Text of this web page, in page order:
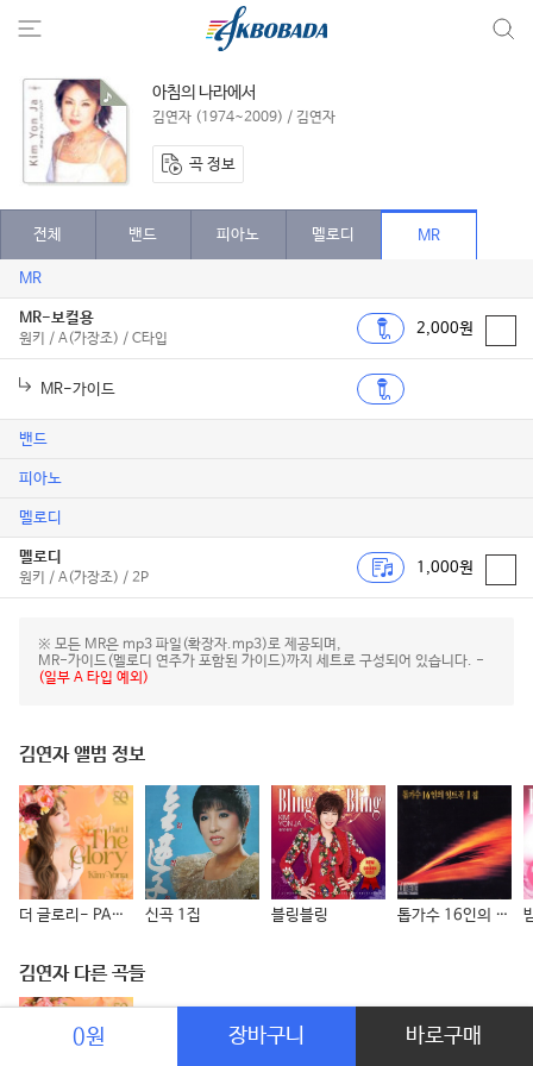
아침의 나라에서
김연자 (1974~2009) / 김연자
곡 정보
전체 밴드 피아노 멜로디 MR
MR
MR-보컬용
원키 / A(가장조) / C타입
2,000원
MR-가이드
밴드
피아노
멜로디
멜로디
원키 / A(가장조) / 2P
1,000원
※ 모든 MR은 mp3 파일(확장자.mp3)로 제공되며,
MR-가이드(멜로디 연주가 포함된 가이드)까지 세트로 구성되어 있습니다. -
(일부 A 타입 예외)
김연자 앨범 정보
더 글로리- PART 1 신곡 1집 블링블링 톱가수 16인의 힛트곡 1집
김연자 다른 곡들
0원 장바구니 바로구매